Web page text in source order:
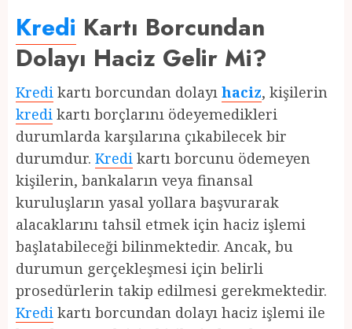
Kredi Kartı Borcundan
Dolayı Haciz Gelir Mi?
Kredi kartı borcundan dolayı haciz, kişilerin
kredi kartı borçlarını ödeyemedikleri
durumlarda karşılarına çıkabilecek bir
durumdur. Kredi kartı borcunu ödemeyen
kişilerin, bankaların veya finansal
kuruluşların yasal yollara başvurarak
alacaklarını tahsil etmek için haciz işlemi
başlatabileceği bilinmektedir. Ancak, bu
durumun gerçekleşmesi için belirli
prosedürlerin takip edilmesi gerekmektedir.
Kredi kartı borcundan dolayı haciz işlemi ile